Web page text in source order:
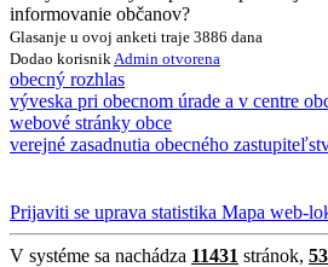
informovanie občanov?
Glasanje u ovoj anketi traje 3886 dana
Dodao korisnikAdmin otvorena
obecný rozhlas
výveska pri obecnom úrade a v centre
webové stránky obce
verejné zasadnutia obecného
Prijaviti se uprava statistika Mapa web-
V systéme sa nachádza 11431 stránok,